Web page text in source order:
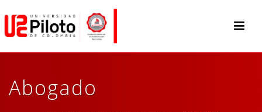
Abogado